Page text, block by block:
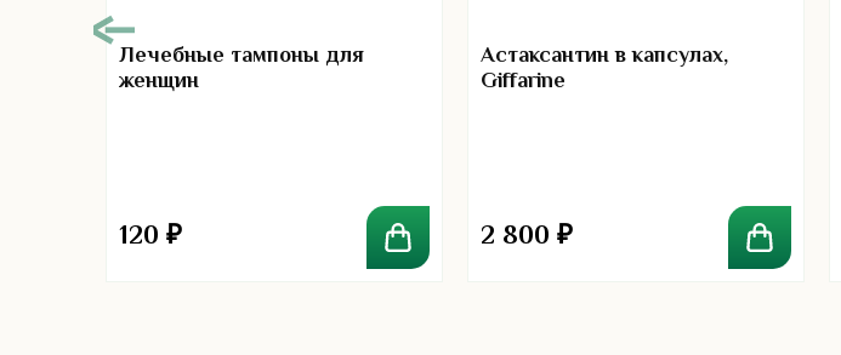
Лечебные тампоны для
женщин
120 ₽
Астаксантин в капсулах,
Giffarine
2 800 ₽